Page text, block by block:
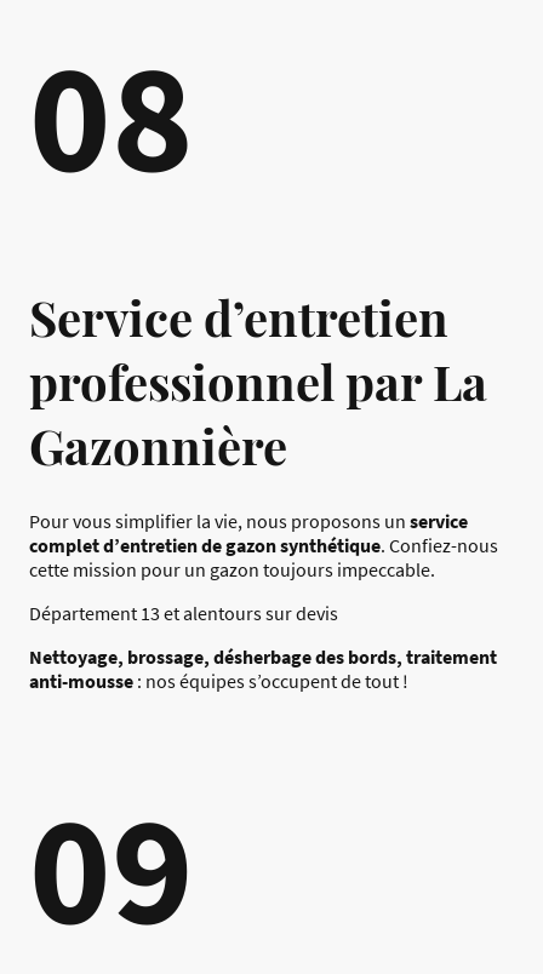
08
Service d’entretien
professionnel par La
Gazonnière
Pour vous simplifier la vie, nous proposons un service
complet d’entretien de gazon synthétique. Confiez-nous
cette mission pour un gazon toujours impeccable.
Département 13 et alentours sur devis
Nettoyage, brossage, désherbage des bords, traitement
anti-mousse : nos équipes s’occupent de tout !
09